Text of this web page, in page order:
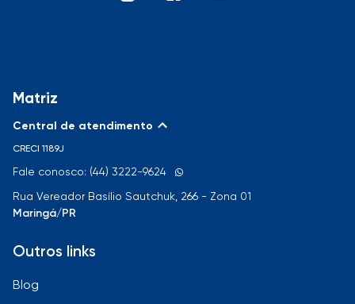
Matriz
Central de atendimento
CRECI 1189J
Fale conosco: (44) 3222-9624
Rua Vereador Basílio Sautchuk, 266 - Zona 01
Maringá/PR
Outros links
Blog